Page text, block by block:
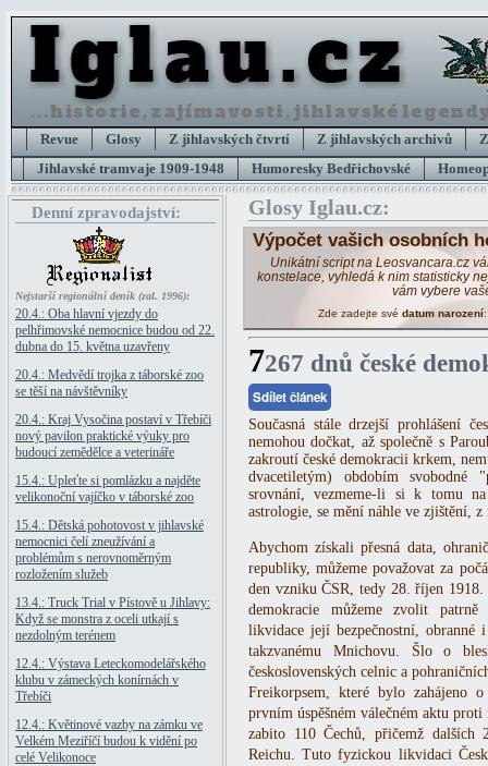
Revue Glosy Z jihlavských čtvrtí Z jihlavských archivů
Jihlavské tramvaje 1909-1948
Humoresky Bedřichovské
Denní zpravodajství:
Nejstarší regionální deník (zal. 1996):
20.4.: Oba hlavní vjezdy do
pelhřimovské nemocnice budou od 22.
dubna do 15. května uzavřeny
20.4.: Medvědí trojka z táborské zoo
se těší na návštěvníky
20.4.: Kraj Vysočina postaví v Třebíči
nový pavilon praktické výuky pro
budoucí zemědělce a veterináře
15.4.: Upleťte si pomlázku a najděte
velikonoční vajíčko v táborské zoo
15.4.: Dětská pohotovost v jihlavské
nemocnici čelí zneužívání a
problémům s nerovnoměrným
rozložením služeb
13.4.: Truck Trial v Pístově u Jihlavy:
Když se monstra z oceli utkají s
nezdolným terénem
12.4.: Výstava Leteckomodelářského
klubu v zámeckých konírnách v
Třebíči
12.4.: Květinové vazby na zámku ve
Velkém Meziříčí budou k vidění po
celé Velikonoce
Glosy Iglau.cz:
Výpočet vašich osobních
Unikátní script na Leosvancara.cz
konstelace, vyhledá k nim statisticky
vám vybere
Zde zadejte své datum narození
7267 dnů české
Sdílet článek
Současná stále drzejší prohlášení
nemohou dočkat, až společně s
zakroutí české demokracii krkem,
dvacetiletým) obdobím svobodné
srovnání, vezmeme-li si k tomu
astrologie, se mění náhle ve zjištění,
Abychom získali přesná data,
republiky, můžeme považovat za
den vzniku ČSR, tedy 28. říjen 1918.
demokracie můžeme zvolit
likvidace její bezpečnostní, obranné
takzvanému Mnichovu. Šlo o
československých celnic a
Freikorpsem, které bylo zahájeno
prvním úspěšném válečném aktu
zabito 110 Čechů, přičemž
Reichu. Tuto fyzickou likvidaci